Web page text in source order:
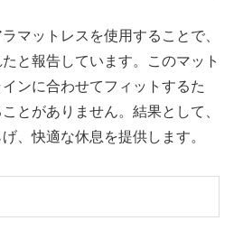
マットレスを使用することで、
と報告しています。このマット
ンに合わせてフィットするた
とがありません。結果として、
、快適な休息を提供します。